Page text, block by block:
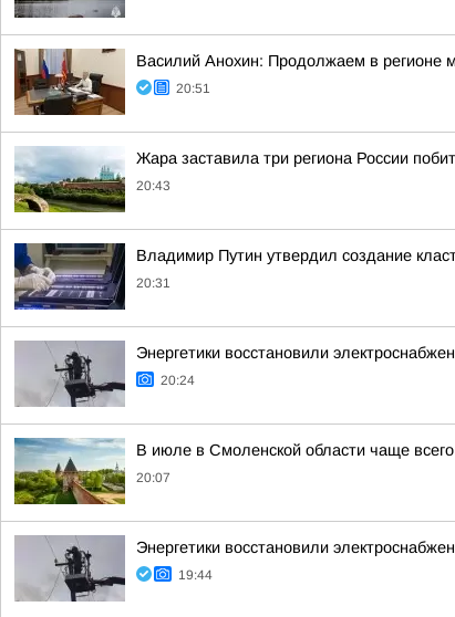
Василий Анохин: Продолжаем в регионе
20:51
Жара заставила три региона России
20:43
Владимир Путин утвердил создание
20:31
Энергетики восстановили
20:24
В июле в Смоленской области чаще
20:07
Энергетики восстановили
19:44